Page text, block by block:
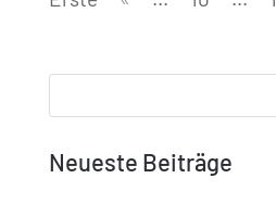
Neueste Beiträge